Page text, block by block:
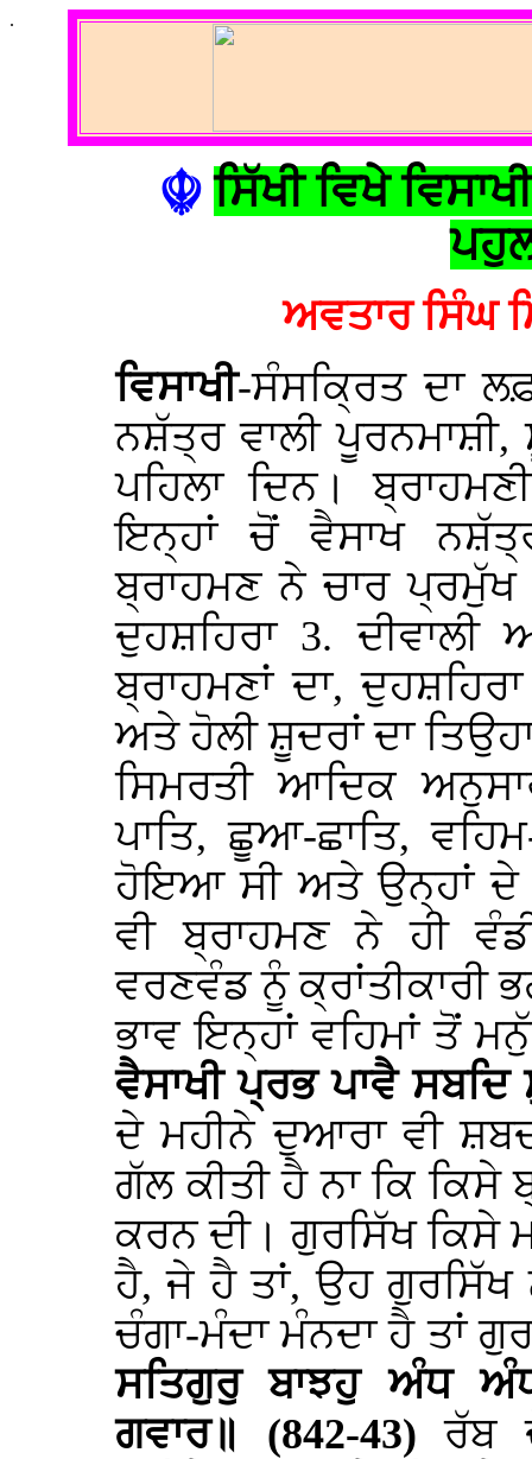
.
☬ ਸਿੱਖੀ ਵਿਖੇ
ਅਵਤਾਰ ਸਿੰਘ
ਵਿਸਾਖੀ-ਸੰਸਕ੍ਰਿਤ ਦਾ
ਨਸ਼ੱਤ੍ਰ ਵਾਲੀ
ਪਹਿਲਾ ਦਿਨ।
ਇਨ੍ਹਾਂ ਚੋਂ ਵੈਸਾਖ
ਬ੍ਰਾਹਮਣ ਨੇ ਚਾਰ ਪ੍ਰਮੁੱਖ
ਦੁਹਸ਼ਹਿਰਾ 3. ਦੀਵਾਲੀ
ਬ੍ਰਾਹਮਣਾਂ ਦਾ,
ਅਤੇ ਹੋਲੀ ਸ਼ੂਦਰਾਂ ਦਾ
ਸਿਮਰਤੀ ਆਦਿਕ
ਪਾਤਿ, ਛੂਆ-ਛਾਤਿ,
ਹੋਇਆ ਸੀ ਅਤੇ ਉਨ੍ਹਾਂ ਦੇ
ਵੀ ਬ੍ਰਾਹਮਣ ਨੇ ਹੀ
ਵਰਣਵੰਡ ਨੂੰ ਕ੍ਰਾਂਤੀਕਾਰੀ
ਭਾਵ ਇਨ੍ਹਾਂ ਵਹਿਮਾਂ ਤੋਂ
ਵੈਸਾਖੀ ਪ੍ਰਭ ਪਾਵੈ ਸਬਦਿ
ਦੇ ਮਹੀਨੇ ਦੁਆਰਾ ਵੀ
ਗੱਲ ਕੀਤੀ ਹੈ ਨਾ ਕਿ ਕਿਸੇ
ਕਰਨ ਦੀ। ਗੁਰਸਿੱਖ ਕਿਸੇ
ਹੈ, ਜੇ ਹੈ ਤਾਂ, ਉਹ ਗੁਰਸਿੱਖ
ਚੰਗਾ-ਮੰਦਾ ਮੰਨਦਾ ਹੈ ਤਾਂ
ਸਤਿਗੁਰੁ ਬਾਝਹੁ ਅੰਧ
ਗਵਾਰ॥ (842-43)ਰੱਬ